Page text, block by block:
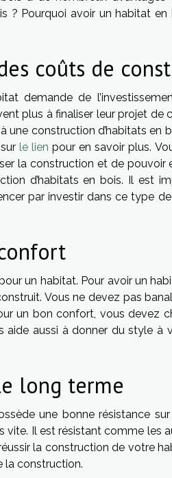
? Pourquoi avoir un habitat
coûts de
demande de
plus à finaliser leur projet de
une construction d’habitats
surle lien pour en savoir plus.
la construction et de
d’habitats en bois. Il est
par investir dans ce type
un habitat. Pour avoir un
Vous ne devez pas
un bon confort, vous devez
aussi à donner du style à
long terme
une bonne résistance
vite. Il est résistant comme les
la construction de votre
la construction.